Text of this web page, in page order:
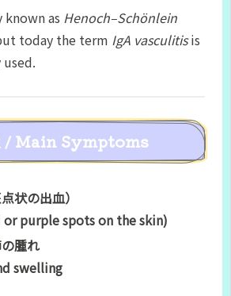
as Henoch–Schönlein
today the term IgA vasculitisis
/ Main Symptoms
状の出血）
or purple spots on the skin)
腫れ
swelling